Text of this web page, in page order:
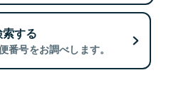
する
番号をお調べします。